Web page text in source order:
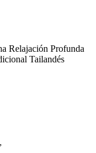
Relajación Profunda
Tailandés